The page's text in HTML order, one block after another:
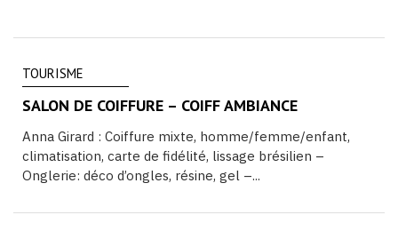
TOURISME
SALON DE COIFFURE – COIFF AMBIANCE
Anna Girard : Coiffure mixte, homme/femme/enfant,
climatisation, carte de fidélité, lissage brésilien –
Onglerie: déco d’ongles, résine, gel –...